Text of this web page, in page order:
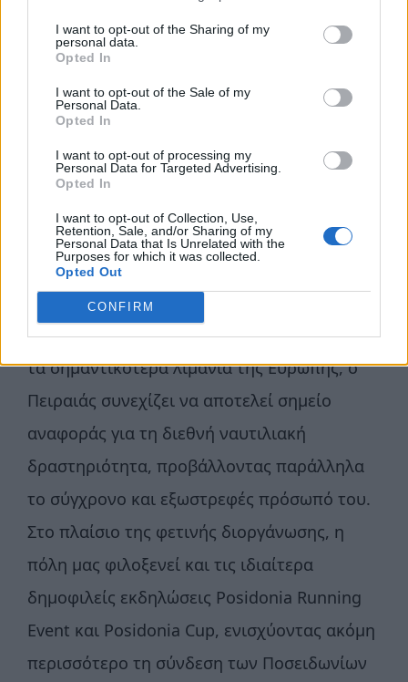
I want to opt-out of the Sharing of my
personal data.
Opted In
I want to opt-out of the Sale of my
Personal Data.
Opted In
I want to opt-out of processing my
Personal Data for Targeted Advertising.
Opted In
I want to opt-out of Collection, Use,
Retention, Sale, and/or Sharing of my
Personal Data that Is Unrelated with the
Purposes for which it was collected.
Opted Out
CONFIRM
κύκλος εργασιών που θα δημιουργηθεί από
τα Ποσειδώνια 2026 θα ξεπεράσει σημαντικά
τα 100 εκατομμύρια ευρώ».
δήλωσε: «Στον Πειραιά καλωσορίζουμε με
κοινότητα στα Ποσειδώνια 2026, έναν θεσμό
άρρηκτα συνδεδεμένο με την ιστορία και
την ταυτότητα της πόλης. Ως διαχρονικό
κέντρο της ελληνικής ναυτιλίας και ένα από
τα σημαντικότερα λιμάνια της Ευρώπης, ο
Πειραιάς συνεχίζει να αποτελεί σημείο
αναφοράς για τη διεθνή ναυτιλιακή
δραστηριότητα, προβάλλοντας παράλληλα
το σύγχρονο και εξωστρεφές πρόσωπό του.
Στο πλαίσιο της φετινής διοργάνωσης, η
πόλη μας φιλοξενεί και τις ιδιαίτερα
δημοφιλείς εκδηλώσεις Posidonia Running
Event και Posidonia Cup, ενισχύοντας ακόμη
περισσότερο τη σύνδεση των Ποσειδωνίων